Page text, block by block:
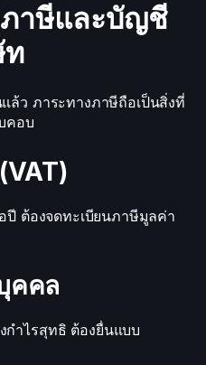
าษีและบัญชี
ท
ล้ว ภาระทางภาษีถือเป็นสิ่งที่
คอบ
ปี ต้องจดทะเบียนภาษีมูลค่า
คคล
ำไรสุทธิ ต้องยื่นแบบ